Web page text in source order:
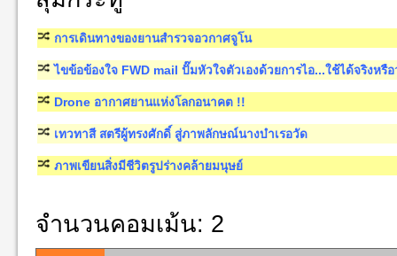
การเดินทางของยานสำรวจอวกาศจูโน
ไขข้อข้องใจ FWD mail ปั๊มหัวใจตัวเองด้วยการไอ...ใช้ได้จริงหรื
Drone อากาศยานแห่งโลกอนาคต !!
เทวทาสี สตรีผู้ทรงศักดิ์ สู่ภาพลักษณ์นางบำเรอวัด
ภาพเขียนสิ่งมีชีวิตรูปร่างคล้ายมนุษย์
จำนวนคอมเม้น: 2